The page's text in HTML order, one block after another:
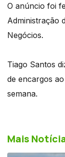
O anúncio foi
Administração
Negócios.
Tiago Santos
de encargos
semana.
Mais